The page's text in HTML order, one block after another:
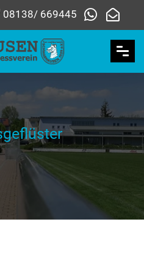
08138/ 669445